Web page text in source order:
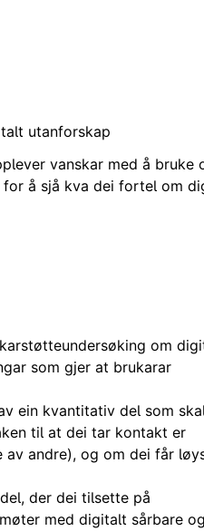
utanforskap
vanskar med å bruke
å sjå kva dei fortel om
om
som gjerat brukarar
einkvantitativ del som
til at dei tar kontakt er
av andre), og om dei får
der dei tilsette på
med digitalt sårbare